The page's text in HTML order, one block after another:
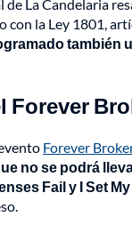
de La Candelaria
con la Ley 1801,
también
Forever
Forever
no se podrá
Fail y I Set